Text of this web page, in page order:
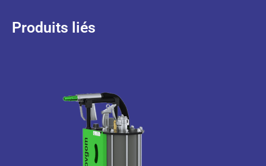
Produits liés